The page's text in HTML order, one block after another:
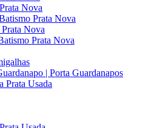
Nova
Prata Nova
Nova
Prata Nova
| Porta Guardanapos
Prata Usada